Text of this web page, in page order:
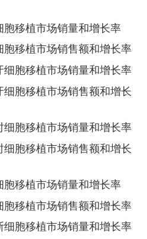
移植市场销量和增长率
移植市场销售额和增长率
胞移植市场销量和增长率
胞移植市场销售额和增长
胞移植市场销量和增长率
胞移植市场销售额和增长
移植市场销量和增长率
移植市场销售额和增长率
胞移植市场销量和增长率